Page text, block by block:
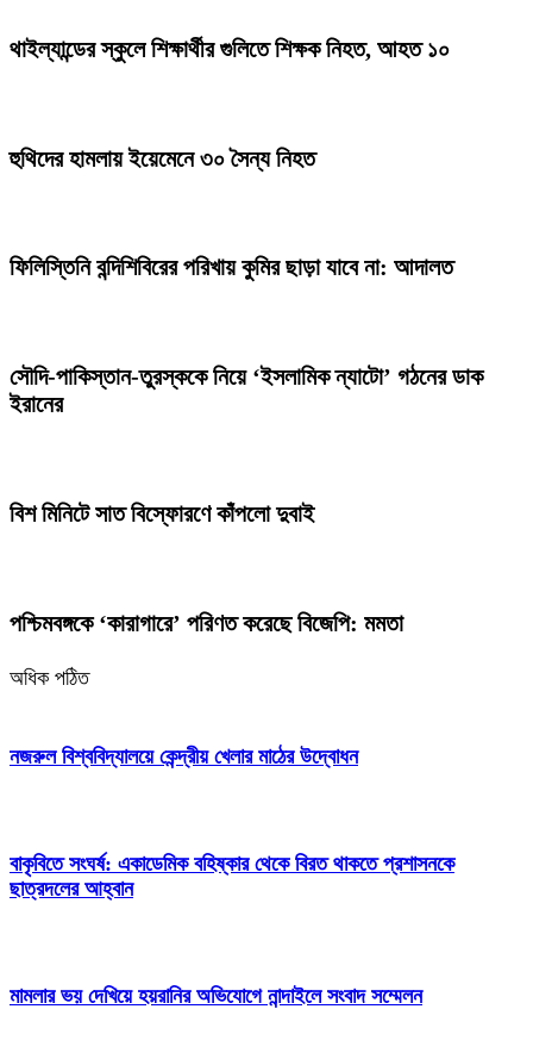
থাইল্যান্ডের স্কুলে শিক্ষার্থীর গুলিতে শিক্ষক নিহত, আহত ১০
হুথিদের হামলায় ইয়েমেনে ৩০ সৈন্য নিহত
ফিলিস্তিনি বন্দিশিবিরের পরিখায় কুমির ছাড়া যাবে না: আদালত
সৌদি-পাকিস্তান-তুরস্ককে নিয়ে ‘ইসলামিক ন্যাটো’ গঠনের ডাক
ইরানের
বিশ মিনিটে সাত বিস্ফোরণে কাঁপলো দুবাই
পশ্চিমবঙ্গকে ‘কারাগারে’ পরিণত করেছে বিজেপি: মমতা
অধিক পঠিত
নজরুল বিশ্ববিদ্যালয়ে কেন্দ্রীয় খেলার মাঠের উদ্বোধন
বাকৃবিতে সংঘর্ষ: একাডেমিক বহিষ্কার থেকে বিরত থাকতে প্রশাসনকে
ছাত্রদলের আহ্বান
মামলার ভয় দেখিয়ে হয়রানির অভিযোগে নান্দাইলে সংবাদ সম্মেলন